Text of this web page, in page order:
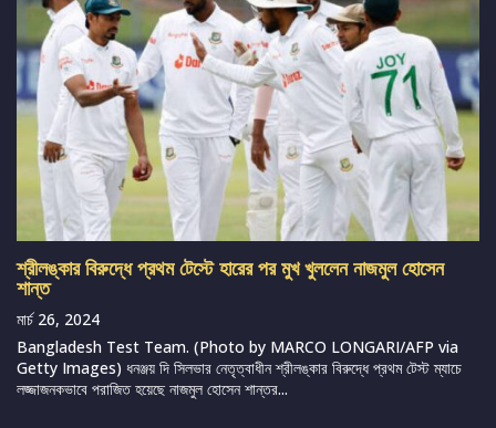
শ্রীলঙ্কার বিরুদ্ধে প্রথম টেস্টে হারের পর মুখ খুললেন নাজমুল হোসেন
শান্ত
মার্চ 26, 2024
Bangladesh Test Team. (Photo by MARCO LONGARI/AFP via
Getty Images) ধনঞ্জয় দি সিলভার নেতৃত্বাধীন শ্রীলঙ্কার বিরুদ্ধে প্রথম টেস্ট ম্যাচে
লজ্জাজনকভাবে পরাজিত হয়েছে নাজমুল হোসেন শান্তর...